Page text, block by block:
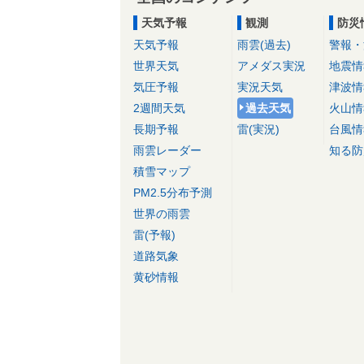
天気予報
天気予報
世界天気
気圧予報
2週間天気
長期予報
雨雲レーダー
積雪マップ
PM2.5分布予測
世界の雨雲
雷(予報)
道路気象
黄砂情報
観測
雨雲(過去)
アメダス実況
実況天気
過去天気
雷(実況)
防災
警報
地震
津波
火山
台風
知る